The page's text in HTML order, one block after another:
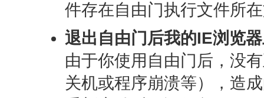
件存在自由门执行文件所
退出自由门后我的IE浏览
由于你使用自由门后，没
关机或程序崩溃等），造